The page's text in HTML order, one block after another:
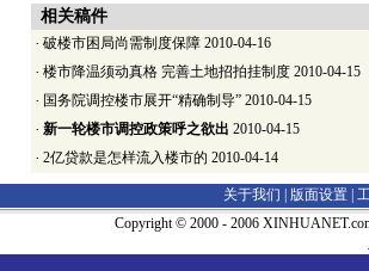
相关稿件
· 破楼市困局尚需制度保障 2010-04-16
· 楼市降温须动真格 完善土地招拍挂制度 2010-04-15
· 国务院调控楼市展开“精确制导” 2010-04-15
· 新一轮楼市调控政策呼之欲出 2010-04-15
· 2亿贷款是怎样流入楼市的 2010-04-14
关于我们 | 版面设置
Copyright © 2000 - 2006